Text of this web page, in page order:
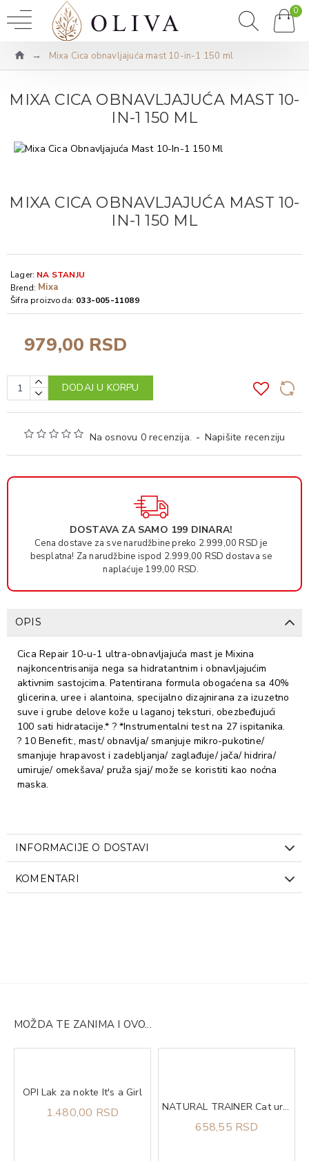
0
Mixa Cica obnavljajuća mast 10-in-1 150 ml
MIXA CICA OBNAVLJAJUĆA MAST 10-
IN-1 150 ML
MIXA CICA OBNAVLJAJUĆA MAST 10-
IN-1 150 ML
Na osnovu 0 recenzija. - Napišite recenziju
979,00 RSD
Lager: NA STANJU
Brend: Mixa
Šifra proizvoda: 033-005-11089
DODAJ U KORPU
DOSTAVA ZA SAMO 199 DINARA!
Cena dostave za sve narudžbine preko 2.999,00 RSD je
besplatna! Za narudžbine ispod 2.999,00 RSD dostava se
naplaćuje 199,00 RSD.
OPIS
Cica Repair 10-u-1 ultra-obnavljajuća mast je Mixina
najkoncentrisanija nega sa hidratantnim i obnavljajućim
aktivnim sastojcima. Patentirana formula obogaćena sa 40%
glicerina, uree i alantoina, specijalno dizajnirana za izuzetno
suve i grube delove kože u laganoj teksturi, obezbeđujući
100 sati hidratacije.* ? *Instrumentalni test na 27 ispitanika.
? 10 Benefit:, mast/ obnavlja/ smanjuje mikro-pukotine/
smanjuje hrapavost i zadebljanja/ zaglađuje/ jača/ hidrira/
umiruje/ omekšava/ pruža sjaj/ može se koristiti kao noćna
maska.
INFORMACIJE O DOSTAVI
KOMENTARI
MOŽDA TE ZANIMA I OVO...
OPI Lak za nokte It's a Girl
1.480,00 RSD NATURAL TRAINER Cat urinary piletina za odrasle mačke 300g
658,55 RSD